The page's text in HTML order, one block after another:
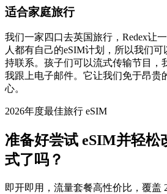
适合家庭旅行
我们一家四口去英国旅行，Redex让
人都有自己的eSIM计划，所以我们
持联系。孩子们可以流式传输节目，
我跟上电子邮件。它让我们免于昂贵
心。
2026年度最佳旅行 eSIM
准备好尝试 eSIM并轻松
式了吗？
即开即用，流量套餐高性价比，覆盖